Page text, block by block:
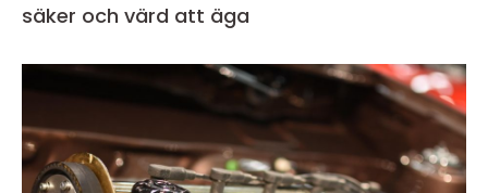
säker och värd att äga